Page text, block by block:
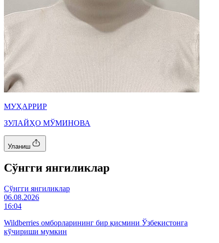
МУҲАРРИР
ЗУЛАЙҲО МЎМИНОВА
Уланиш
Cўнгги янгиликлар
Cўнгги янгиликлар
06.08.2026
16:04
Wildberries омборларининг бир қисмини Ўзбекистонга
кўчириши мумкин